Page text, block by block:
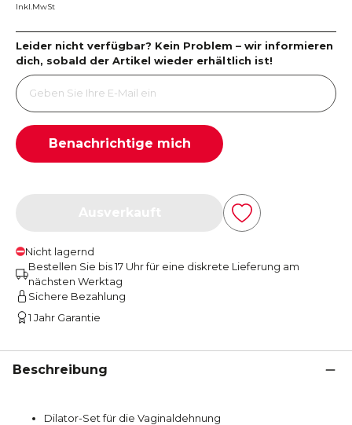
Inkl.MwSt
Leider nicht verfügbar? Kein Problem – wir informieren
dich, sobald der Artikel wieder erhältlich ist!
Benachrichtige mich
Nicht lagernd
Bestellen Sie bis 17 Uhr für eine diskrete Lieferung am
nächsten Werktag
Sichere Bezahlung
1 Jahr Garantie
Beschreibung
Dilator-Set für die Vaginaldehnung